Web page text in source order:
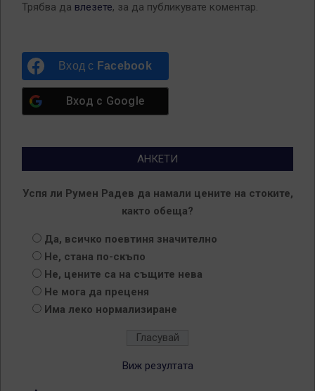
Трябва да влезете, за да публикувате коментар.
Вход с Facebook
Вход с Google
АНКЕТИ
Успя ли Румен Радев да намали цените на стоките,
както обеща?
Да, всичко поевтиня значително
Не, стана по-скъпо
Не, цените са на същите нева
Не мога да преценя
Има леко нормализиране
Виж резултата